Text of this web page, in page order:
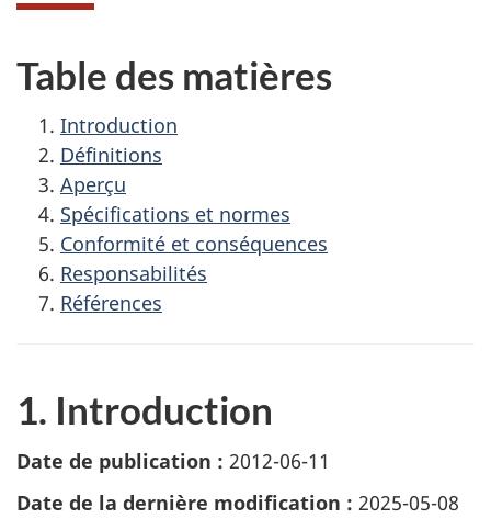
Table des matières
Introduction
Définitions
Aperçu
Spécifications et normes
Conformité et conséquences
Responsabilités
Références
1. Introduction
Date de publication : 2012-06-11
Date de la dernière modification : 2025-05-08